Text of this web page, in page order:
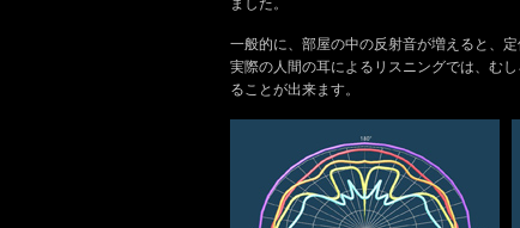
ました。
一般的に、部屋の中の反射音が増えると、
実際の人間の耳によるリスニングでは、む
ることが出来ます。